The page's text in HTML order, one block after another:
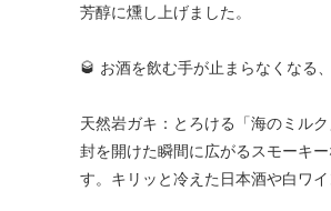
芳醇に燻し上げました。
🥃 お酒を飲む手が止まらなくなる
天然岩ガキ：とろける「海のミルク
封を開けた瞬間に広がるスモーキ
す。キリッと冷えた日本酒や白ワイ